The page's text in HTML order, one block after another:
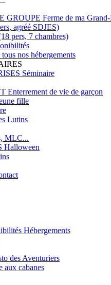
GROUPE Ferme de ma
agréé SDJES)
pers, 7 chambres)
nos hébergements
Séminaire
Enterrement de vie de garçon
fille
Lutins
MLC...
Halloween
Hébergements
des Aventuriers
aux cabanes